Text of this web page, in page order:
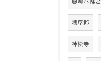
糟屋郡
神松寺